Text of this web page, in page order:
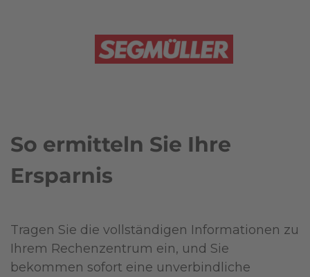
So ermitteln Sie Ihre
Ersparnis
Tragen Sie die vollständigen Informationen zu
Ihrem Rechenzentrum ein, und Sie
bekommen sofort eine unverbindliche